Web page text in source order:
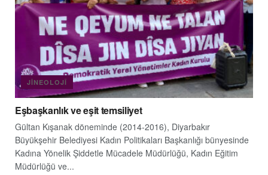
JINEOLOJÎ
Eşbaşkanlık ve eşit temsiliyet
Gültan Kışanak döneminde (2014-2016), Diyarbakır
Büyükşehir Belediyesi Kadın Politikaları Başkanlığı bünyesinde
Kadına Yönelik Şiddetle Mücadele Müdürlüğü, Kadın Eğitim
Müdürlüğü ve...